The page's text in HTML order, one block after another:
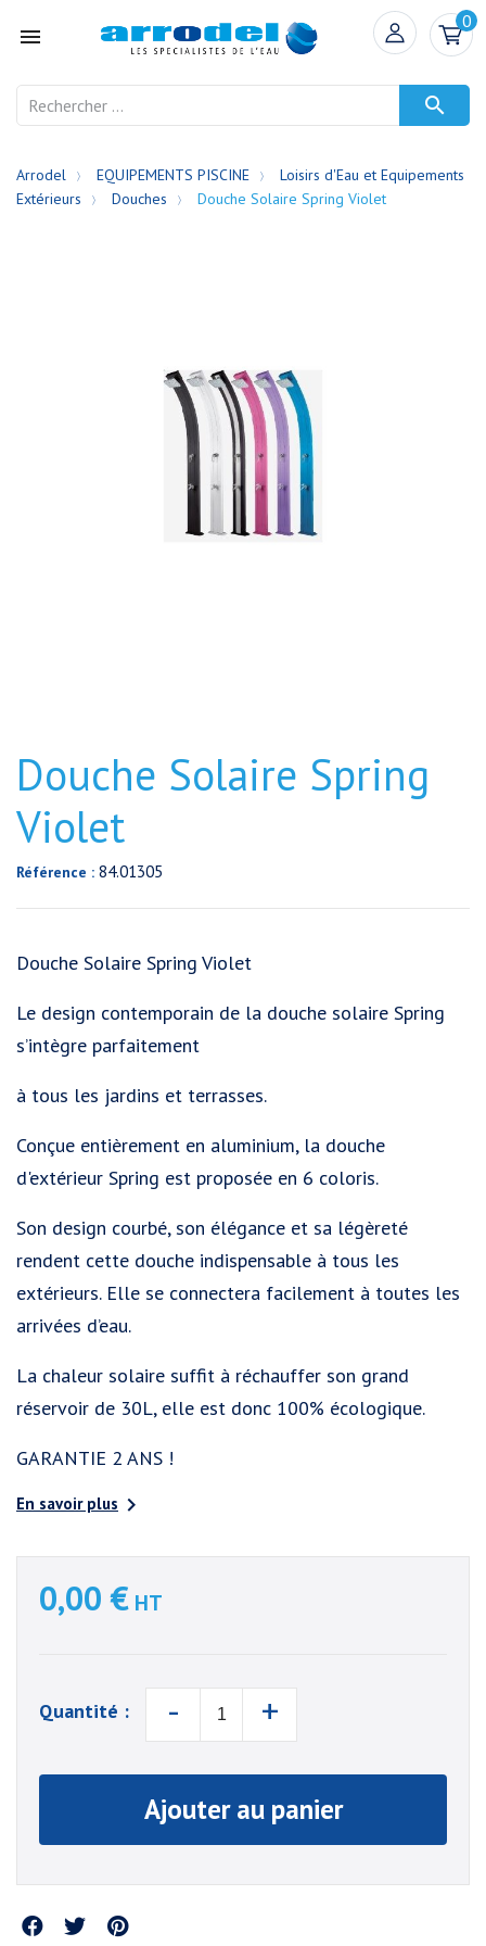

0

Arrodel EQUIPEMENTS PISCINE
Loisirs d'Eau et Equipements
Extérieurs
Douches Douche Solaire Spring Violet
Douche Solaire Spring
Violet
Référence : 84.01305
Douche Solaire Spring Violet
Le design contemporain de la douche solaire Spring
s’intègre parfaitement
à tous les jardins et terrasses.
Conçue entièrement en aluminium, la douche
d'extérieur Spring est proposée en 6 coloris.
Son design courbé, son élégance et sa légèreté
rendent cette douche indispensable à tous les
extérieurs. Elle se connectera facilement à toutes les
arrivées d’eau.
La chaleur solaire suffit à réchauffer son grand
réservoir de 30L, elle est donc 100% écologique.
GARANTIE 2 ANS !
En savoir plus 
0,00 € HT
Quantité : - +
Ajouter au panier
Partager